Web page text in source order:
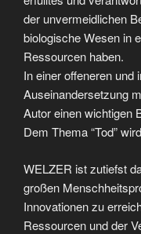
der unvermeidlichen
biologische Wesen in
Ressourcen haben.
In einer offeneren und
Auseinandersetzung
Autor einen wichtigen
Dem Thema “Tod”
WELZER ist zutiefst
großen
Innovationen zu
Ressourcen und der